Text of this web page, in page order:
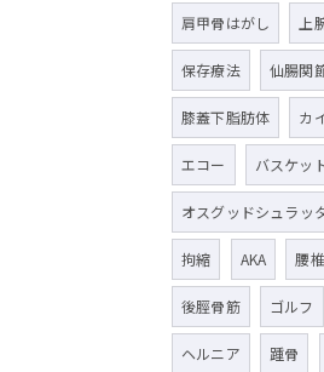
肩甲骨はがし 上
保存療法 仙腸関
膝蓋下脂肪体 カ
エコー バスケッ
オスグッドシュラッ
拘縮 AKA 腰
後脛骨筋 ゴルフ
ヘルニア 踵骨